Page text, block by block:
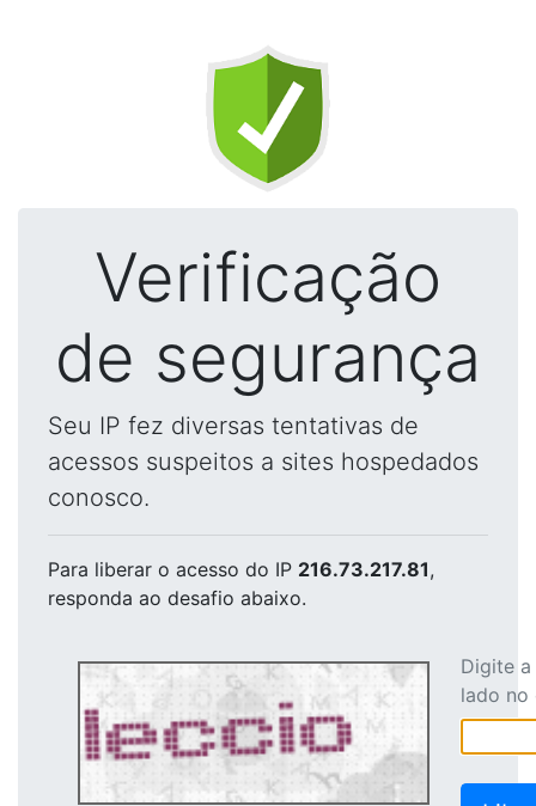
Verificação
de segurança
Seu IP fez diversas tentativas de
acessos suspeitos a sites hospedados
conosco.
Para liberar o acesso do IP 216.73.217.81,
responda ao desafio abaixo.
Digite
lado no